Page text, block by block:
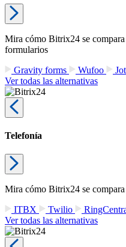
Mira cómo Bitrix24 se compara
formularios
Gravity forms
Wufoo
Ver todas las alternativas
Telefonía
Mira cómo Bitrix24 se
ITBX
Twilio
Ver todas las alternativas